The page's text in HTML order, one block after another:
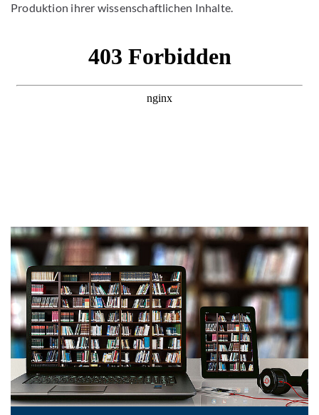
Produktion ihrer wissenschaftlichen Inhalte.